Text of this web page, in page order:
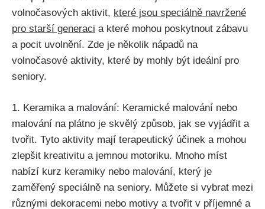
volnočasových aktivit, které jsou speciálně navržené
pro starší generaci a které mohou poskytnout zábavu
a pocit uvolnění. Zde je několik nápadů na
volnočasové aktivity, které by mohly být ideální pro
seniory.
1. Keramika a malování: Keramické malování nebo
malování na plátno je skvělý způsob, jak se vyjádřit a
tvořit. Tyto aktivity mají terapeutický účinek a mohou
zlepšit kreativitu a jemnou motoriku. Mnoho míst
nabízí kurz keramiky nebo malování, který je
zaměřený speciálně na seniory. Můžete si vybrat mezi
různými dekoracemi nebo motivy a tvořit v příjemné a